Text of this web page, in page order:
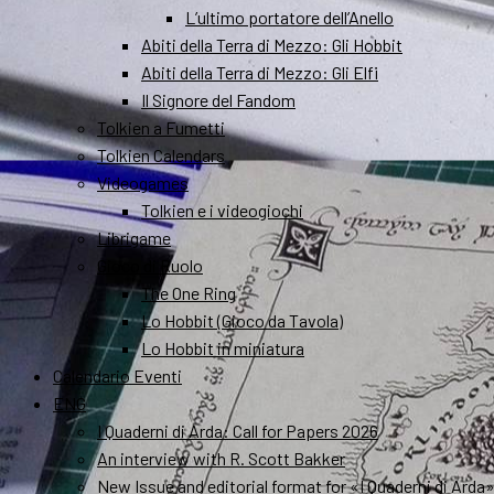
L’ultimo portatore dell’Anello
Abiti della Terra di Mezzo: Gli Hobbit
Abiti della Terra di Mezzo: Gli Elfi
Il Signore del Fandom
Tolkien a Fumetti
Tolkien Calendars
Videogames
Tolkien e i videogiochi
Librigame
Gioco di Ruolo
The One Ring
Lo Hobbit (Gioco da Tavola)
Lo Hobbit in miniatura
Calendario Eventi
ENG
I Quaderni di Arda: Call for Papers 2026
An interview with R. Scott Bakker
New Issue and editorial format for «I Quaderni di Arda»